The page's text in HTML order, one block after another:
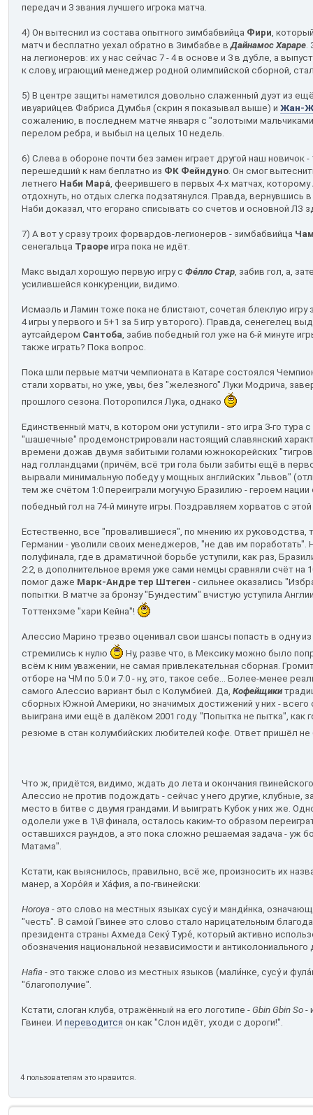
передач и 3 звания лучшего игрока матча.
4) Он вытеснил из состава опытного зимбабвийца Фири,
матч и бесплатно уехал обратно в Зимбабве вДайнамос Хараре.
на легионеров: их у нас сейчас 7 - 4 в основе и 3 в дубле, а
к слову, играющий менеджер родной олимпийской сборной,
5) В центре защиты наметился довольно слаженный дуэт из
ивуарийцев Фабриса Думбья (скрин я показывал выше) и Жан-
сожалению, в последнем матче января с "золотыми
перелом ребра, и выбыл на целых 10 недель.
6) Слева в обороне почти без замен играет другой наш новичок -
перешедший к нам беплатно из ФК Фейндуно. Он смог
летнего Наби Мара́, феерившего в первых 4-х матчах,
отдохнуть, но отдых слегка подзатянулся. Правда, вернувшись
Наби доказал, что егорано списывать со счетов и основной ЛЗ
7) А вот у сразу троих форвардов-легионеров - зимбабвийца
сенегальца Траоре игра пока не идёт.
Макс выдал хорошую первую игру с Фе́лло Стар, забив гол, а,
усилившейся конкуренции, видимо.
Исмаэль и Ламин тоже пока не блистают, сочетая блеклую игру
4 игры у первого и 5+1 за 5 игр у второго). Правда, сенегелец
аутсайдером Сантоба, забив победный гол уже на 6-й минуте
также играть? Пока вопрос.
Пока шли первые матчи чемпионата в Катаре состоялся
стали хорваты, но уже, увы, без "железного" Луки Модрича,
прошлого сезона. Поторопился Лука, однако
Единственный матч, в котором они уступили - это игра 3-го тура
"шашечные" продемонстрировали настоящий славянский
времени дожав двумя забитыми голами южнокорейских
над голландцами (причём, всё три гола были забиты ещё в
вырвали минимальную победу у мощных английских "львов"
тем же счётом 1:0 переиграли могучую Бразилию - героем нации
победный гол на 74-й минуте игры. Поздравляем хорватов с
Естественно, все "провалившиеся", по мнению их руководства,
Германии - уволили своих менеджеров, "не дав им
полуфинала, где в драматичной борьбе уступили, как раз,
2:2, в дополнительное время уже сами немцы сравняли счёт на
помог даже Марк-Андре тер Штеген - сильнее оказались
попытки. В матче за бронзу "Бундестим" вчистую уступила
Тоттенхэме "хари Кейна"!
Алессио Марино трезво оценивал свои шансы попасть в одну
стремились к нулю
Ну, разве что, в Мексику можно было
всём к ним уважении, не самая привлекательная сборная.
отборе на ЧМ по 5:0 и 7:0 - ну, это, такое себе... Более-менее
самого Алессио вариант был с Колумбией. Да, Кофейщики
сборных Южной Америки, но значимых достижений у них - всего
выиграна ими ещё в далёком 2001 году. "Попытка не пытка", как
резюме в стан колумбийских любителей кофе. Ответ пришёл
Что ж, придётся, видимо, ждать до лета и окончания
Алессио не против подождать - сейчас у него другие, клубные,
место в битве с двумя грандами. И выиграть Кубок у них же.
одолели уже в 1\8 финала, осталось каким-то образом
оставшихся раундов, а это пока сложно решаемая задача - уж
Матама".
Кстати, как выяснилось, правильно, всё же, произносить их
манер, а Хоро́йя и Хáфия, а по-гвинейски:
Horoya - это слово на местных языках сусу́ и манди́нка,
"честь". В самой Гвинее это слово стало нарицательным
президента страны Ахмеда Секу́ Туре́, который активно
обозначения национальной независимости и антиколониального
Hafia - это также слово из местных языков (мали́нке, сусу́ и
"благополучие".
Кстати, слоган клуба, отражённый на его логотипе - Gbin Gbin So -
Гвинеи. И переводится он как "Слон идёт, уходи с дороги!".
4 пользователям это нравится.